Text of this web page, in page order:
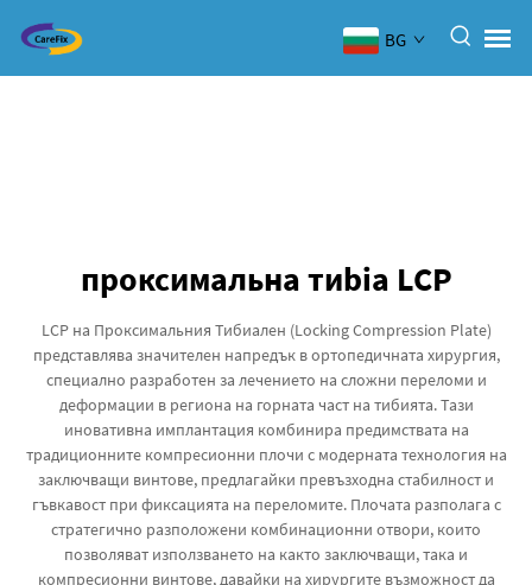
BG
проксимальна тиbia LCP
LCP на Проксимальния Тибиален (Locking Compression Plate)
представлява значителен напредък в ортопедичната хирургия,
специално разработен за лечението на сложни переломи и
деформации в региона на горната част на тибията. Тази
иновативна имплантация комбинира предимствата на
традиционните компресионни плочи с модерната технология на
заключващи винтове, предлагайки превъзходна стабилност и
гъвкавост при фиксацията на переломите. Плочата разполага с
стратегично разположени комбинационни отвори, които
позволяват използването на както заключващи, така и
компресионни винтове, давайки на хирургите възможност да